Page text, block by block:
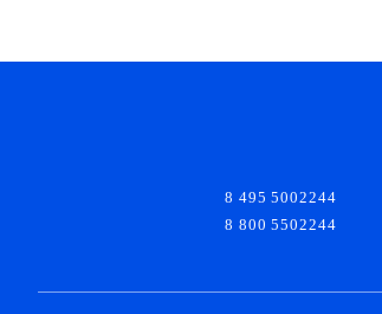
8 495 5002244
8 800 5502244